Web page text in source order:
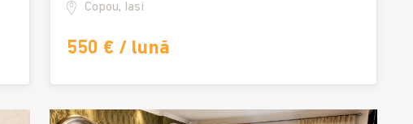
Copou, Iasi
550 € / lună